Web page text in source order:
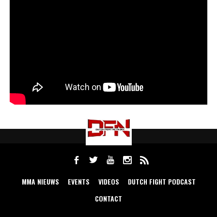
MMA NIEUWS EVENTS VIDEOS
DUTCH FIGHT PODCAST
CONTACT